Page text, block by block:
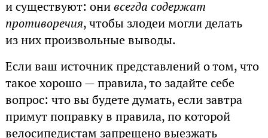
и существуют: онивсегда содержат
противоречия, чтобы злодеи могли делать
из них произвольные выводы.
Если ваш источник представлений о том, что
такое хорошо — правила, то задайте себе
вопрос: что вы будете думать, если завтра
примут поправку в правила, по которой
велосипедистам запрещено выезжать